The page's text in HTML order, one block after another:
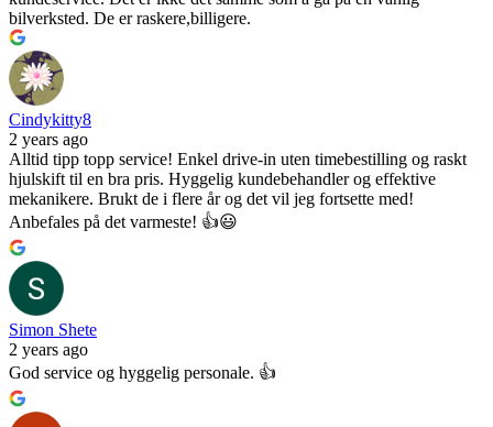
bilverksted. De er raskere,billigere.
Cindykitty8
2 years ago
Alltid tipp topp service! Enkel drive-in uten timebestilling og raskt
hjulskift til en bra pris. Hyggelig kundebehandler og effektive
mekanikere. Brukt de i flere år og det vil jeg fortsette med!
Anbefales på det varmeste! 👍😃
Simon Shete
2 years ago
God service og hyggelig personale. 👍